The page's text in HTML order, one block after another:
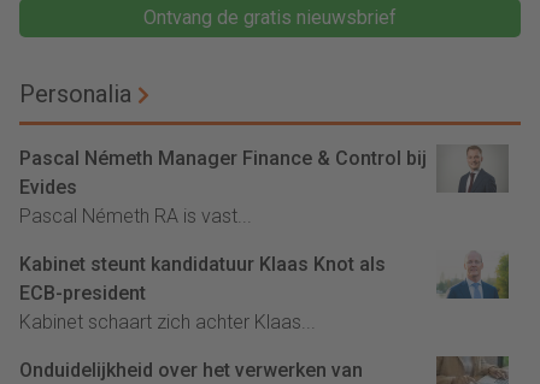
Ontvang de gratis nieuwsbrief
Personalia
Pascal Németh Manager Finance & Control bij
Evides
Pascal Németh RA is vast...
Kabinet steunt kandidatuur Klaas Knot als
ECB-president
Kabinet schaart zich achter Klaas...
Onduidelijkheid over het verwerken van